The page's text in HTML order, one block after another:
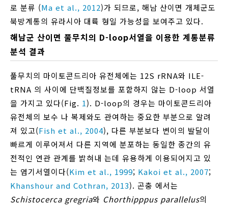
로 분류 (Ma et al., 2012)가 되므로, 해남 산이면 개체군도
북방계통의 유라시아 대륙 형일 가능성을 보여주고 있다.
해남군 산이면 풀무치의 D-loop서열을 이용한 계통분류
분석 결과
풀무치의 마이토콘드리아 유전체에는 12S rRNA와 ILE-
tRNA 의 사이에 단백질정보를 포함하지 않는 D-loop 서열
을 가지고 있다(Fig. 1). D-loop의 경우는 마이토콘드리아
유전체의 보수 나 복제와도 관여하는 중요한 부분으로 알려
져 있고(Fish et al., 2004), 다른 부분보다 변이의 발달이
빠르게 이루어져서 다른 지역에 분포하는 동일한 종간의 유
전적인 연관 관계를 밝혀내 는데 유용하게 이용되어지고 있
는 염기서열이다(Kim et al., 1999; Kakoi et al., 2007;
Khanshour and Cothran, 2013). 곤충 에서는
Schistocerca gregria와 Chorthipppus parallelus의